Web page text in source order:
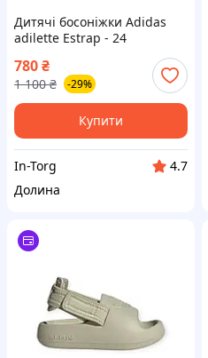
Дитячі босоніжки Adidas
adilette Estrap - 24
780₴
1 100 ₴ -29%
Купити
In-Torg
4.7
Долина